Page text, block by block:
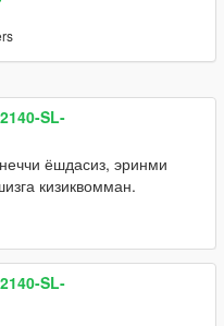
SL-
ёшдасиз, эринми
кизиквомман.
SL-